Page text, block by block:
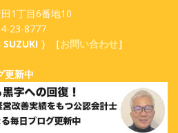
1丁目6番地10
23-8777
）［お問い合わせ］
更新中